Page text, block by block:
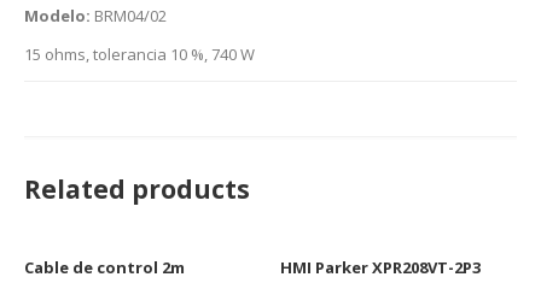
Modelo: BRM04/02
15 ohms, tolerancia 10 %, 740 W
Related products
Cable de control 2m HMI Parker XPR208VT-2P3